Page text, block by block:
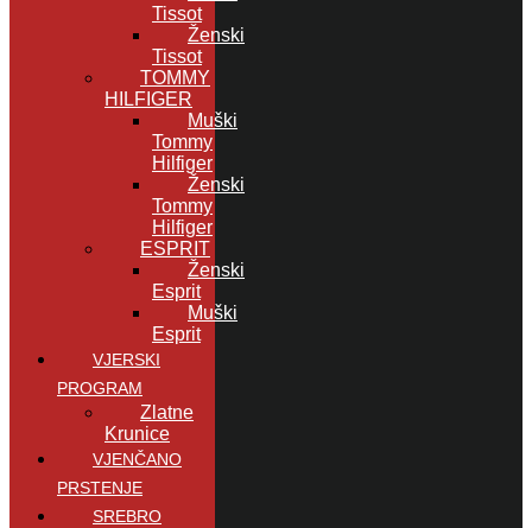
Tissot
Ženski
Tissot
TOMMY
HILFIGER
Muški
Tommy
Hilfiger
Ženski
Tommy
Hilfiger
ESPRIT
Ženski
Esprit
Muški
Esprit
VJERSKI
PROGRAM
Zlatne
Krunice
VJENČANO
PRSTENJE
SREBRO